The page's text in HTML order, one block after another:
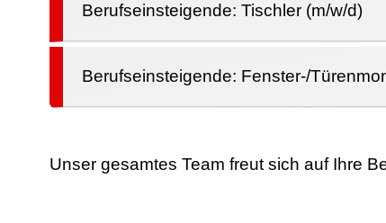
Berufseinsteigende: Tischler (m/w/d)
Berufseinsteigende: Fenster-/
Unser gesamtes Team freut sich auf Ihre